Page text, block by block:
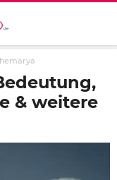
& weitere